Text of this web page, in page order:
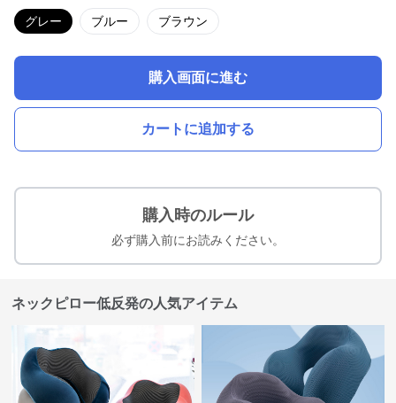
グレー ブルー ブラウン
購入画面に進む
カートに追加する
購入時のルール
必ず購入前にお読みください。
ネックピロー低反発の人気アイテム